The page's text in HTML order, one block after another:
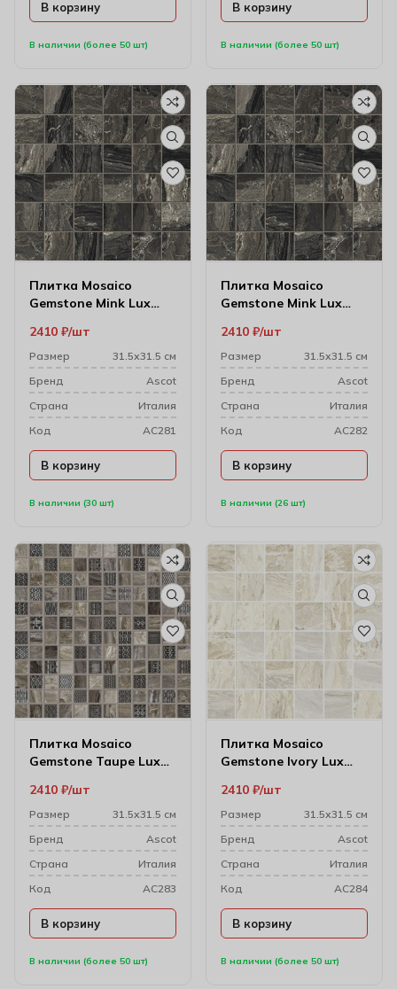
В наличии (более 50 шт)
В корзину
В наличии (более 50 шт)
В корзину
Плитка Mosaico
Gemstone Mink Lux
В наличии (30 шт)
2410 ₽ шт
Размер
31.5х31.5 см
Бренд
Ascot
Cтрана
Италия
Код
AC281
В корзину
Плитка Mosaico
Gemstone Mink Lux
(4.7х4.7)
В наличии (26 шт)
2410 ₽ шт
Размер
31.5х31.5 см
Бренд
Ascot
Cтрана
Италия
Код
AC282
В корзину
Плитка Mosaico
Gemstone Taupe Lux
В наличии (более 50 шт)
2410 ₽ шт
Размер
31.5х31.5 см
Бренд
Ascot
Cтрана
Италия
Код
AC283
В корзину
Плитка Mosaico
Gemstone Ivory Lux
(4.7х4.7)
В наличии (более 50 шт)
2410 ₽ шт
Размер
31.5х31.5 см
Бренд
Ascot
Cтрана
Италия
Код
AC284
В корзину